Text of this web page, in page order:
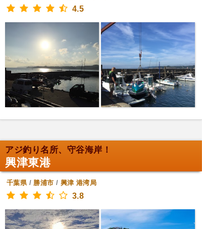
4.5
アジ釣り名所、守谷海岸！
興津東港
千葉県/ 勝浦市 / 興津 港湾局
3.8